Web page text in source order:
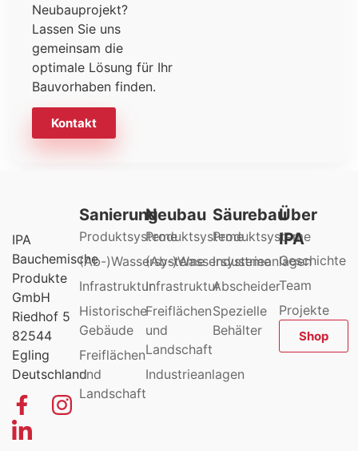
Neubauprojekt?
Lassen Sie uns
gemeinsam die
optimale Lösung für Ihr
Bauvorhaben finden.
Kontakt
IPA
Bauchemische
Produkte
GmbH
Riedhof 5
82544
Egling
Deutschland
Sanierung
Produktsysteme
(Ab-)Wassersysteme
Infrastruktur
Historische
Gebäude
Freiflächen
und
Landschaft
Neubau
Produktsysteme
(Ab-)Wassersysteme
Infrastruktur
Freiflächen
und
Landschaft
Industrieanlagen
Säurebau
Produktsysteme
Industrieanlagen
Abscheider
Spezielle
Behälter
Über
IPA
Geschichte
Team
Projekte
Shop